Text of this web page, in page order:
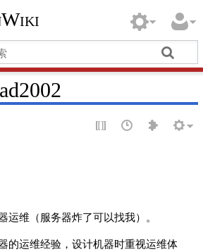
运维（服务器炸了可以找我）。
的运维经验，设计机器时重视运维体